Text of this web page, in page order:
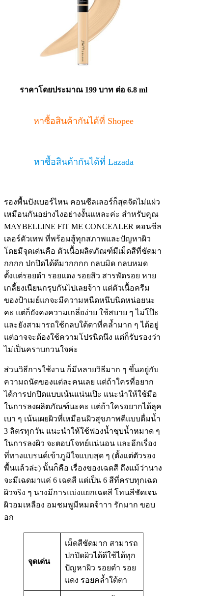
ราคาโดยประมาณ 199 บาท ต่อ 6.8 ml
หาซื้อสินค้ากันได้ที่ Shopee
หาซื้อสินค้ากันได้ที่ Lazada
รองพื้นปังเบอร์ไหน คอนซีลเลอร์ก็สุดจัดไม่แผ่ว
เหมือนกันอย่างไงอย่างงั้นแหละค่ะ สำหรับคุณ
MAYBELLINE FIT ME CONCEALER คอนซีล
เลอร์ตัวเทพ ที่พร้อมสู้ทุกสภาพและปัญหาผิว
โดยมีจุดเด่นคือ ตัวเนื้อผลิตภัณฑ์มีเม็ดสีที่ชัดมา
กกกก ปกปิดได้ดีมากกกก กลบมิด กลบหมด
ตั้งแต่รอยดำ รอยแดง รอยสิว สารพัดรอย หาย
เกลี้ยงเนียนกรุบกันไปเลยจ้าา แต่ตัวเนื้อครีม
ของป้าเมย์แกจะมีความหนืดหนึบนิดหน่อยนะ
คะ แต่ก็ยังคงความเกลี่ยง่าย ใช้สบาย ๆ ไม่โป๊ะ
และยังสามารถใช้กลบใต้ตาที่คล้ำมาก ๆ ได้อยู่
แต่อาจจะต้องใช้ความโปรนิดนึง แต่ก็รับรองว่า
ไม่เป็นคราบกวนใจค่ะ
ส่วนวิธีการใช้งาน ก็มีหลายวิธีมาก ๆ ขึ้นอยู่กับ
ความถนัดของแต่ละคนเลย แต่ถ้าใครที่อยาก
ได้การปกปิดแบบเน้นแน่นเป๊ะ แนะนำให้ใช้มือ
ในการลงผลิตภัณฑ์นะคะ แต่ถ้าใครอยากได้ลุค
เบา ๆ เน้นเผยผิวที่เหมือนผิวสุขภาพดีแบบดื่มน้ำ
3 ลิตรทุกวัน แนะนำให้ใช้ฟองน้ำชุบน้ำหมาด ๆ
ในการลงผิว จะตอบโจทย์แน่นอน และอีกเรื่อง
ที่ทางแบรนด์เข้าภูมิใจแบบสุด ๆ (ตั้งแต่ตัวรอง
พื้นแล้วล่ะ) นั้นก็คือ เรื่องของเฉดสี ถึงแม้ว่านาง
จะมีเฉดมาแค่ 6 เฉดสี แต่เป็น 6 สีที่ครบทุกเฉด
ผิวจริง ๆ นางมีการแบ่งแยกเฉดสี โทนสีชัดเจน
ผิวอมเหลือง อมชมพูมีหมดจ้าาา รักมาก ขอบ
อก
จุดเด่น
เม็ดสีชัดมาก สามารถ
ปกปิดผิวได้ดีใช้ได้ทุก
ปัญหาผิว รอยดำ รอย
แดง รอยคล้ำใต้ตา